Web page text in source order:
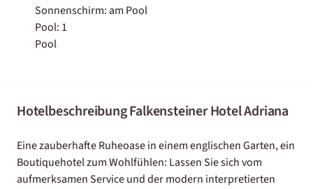
Sonnenschirm: am Pool
Pool: 1
Pool
Hotelbeschreibung Falkensteiner Hotel Adriana
Eine zauberhafte Ruheoase in einem englischen Garten, ein
Boutiquehotel zum Wohlfühlen: Lassen Sie sich vom
aufmerksamen Service und der modern interpretierten